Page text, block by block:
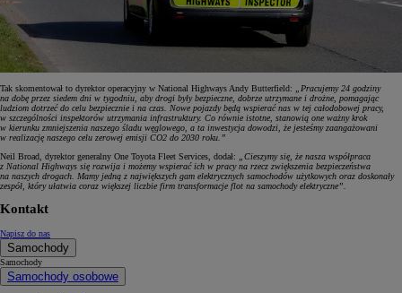
Tak skomentował to dyrektor operacyjny w National Highways Andy Butterfield:
„Pracujemy 24 godziny
na dobę przez siedem dni w tygodniu, aby drogi były bezpieczne, dobrze utrzymane i drożne, pomagając
ludziom dotrzeć do celu bezpiecznie i na czas. Nowe pojazdy będą wspierać nas w tej całodobowej pracy,
w szczególności inspektorów utrzymania infrastruktury. Co równie istotne, stanowią one ważny krok
w kierunku zmniejszenia naszego śladu węglowego, a ta inwestycja dowodzi, że jesteśmy zaangażowani
w realizację naszego celu zerowej emisji CO2 do 2030 roku.”
Neil Broad, dyrektor generalny One Toyota Fleet Services, dodał:
„Cieszymy się, że nasza współpraca
z National Highways się rozwija i możemy wspierać ich w pracy na rzecz zwiększenia bezpieczeństwa
na naszych drogach. Mamy jedną z największych gam elektrycznych samochodów użytkowych oraz doskonały
zespół, który ułatwia coraz większej liczbie firm transformacje flot na samochody elektryczne”.
Kontakt
Napisz do nas
Samochody
Samochody
Samochody osobowe